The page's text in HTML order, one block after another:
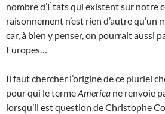
nombre d’États qui existent sur notre
raisonnement n’est rien d’autre qu’un
car, à bien y penser, on pourrait aussi
Europes…
Il faut chercher l’origine de ce pluriel
pour qui le termeAmerica ne renvoie
lorsqu’il est question de Christophe